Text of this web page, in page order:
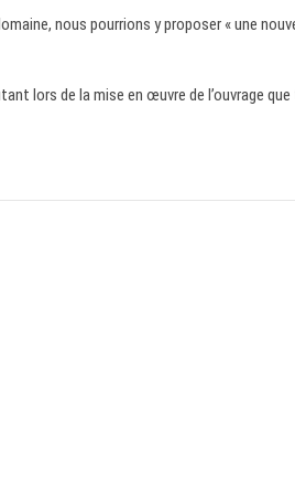
nous pourrions y proposer « une
lors de la mise en œuvre de l’ouvrage